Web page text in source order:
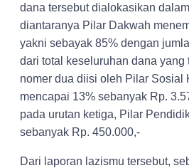
dana tersebut dialokasikan
diantaranya Pilar Dakwah
yakni sebayak 85% dengan
dari total keseluruhan dana yang
nomer dua diisi oleh Pilar Sosial
mencapai 13% sebanyak Rp.
pada urutan ketiga, Pilar
sebanyak Rp. 450.000,-
Dari laporan lazismu tersebut,